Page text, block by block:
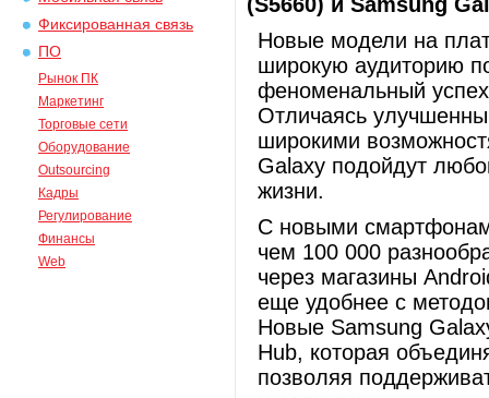
Фиксированная связь
ПО
Рынок ПК
Маркетинг
Торговые сети
Оборудование
Outsourcing
Кадры
Регулирование
Финансы
Web
Новые модели на
широкую аудиторию
феноменальный
Отличаясь
широкими
Galaxy подойдут
жизни.
С новыми
чем 100 000
через магазины
еще удобнее с
Новые Samsung
Hub, которая
позволяя